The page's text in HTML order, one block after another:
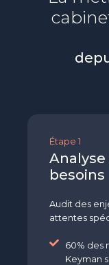
Étape 1
besoins
Audit des
attentes
60% des
Keyman